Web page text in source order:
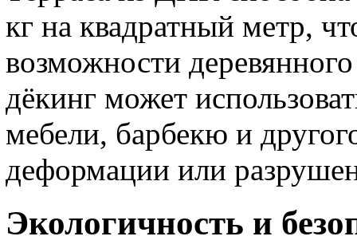
кг на квадратный метр,
возможности
дёкинг может
мебели, барбекю и
деформации или
Экологичность и